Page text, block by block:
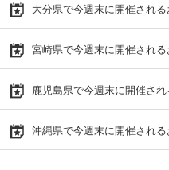
大分県で今週末に開催され
宮崎県で今週末に開催され
鹿児島県で今週末に開催さ
沖縄県で今週末に開催され